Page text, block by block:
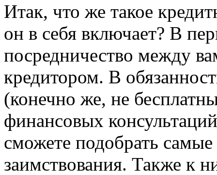
Итак, что же такое
он в себя включает? В
посредничество между
кредитором. В
(конечно же, не
финансовых
сможете подобрать
заимствования. Также к